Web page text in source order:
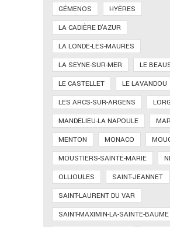
GÉMENOS
HYÈRES
LA CADIÈRE D'AZUR
LA LONDE-LES-MAURES
LA SEYNE-SUR-MER
LE
LE CASTELLET
LE LAVANDOU
LES ARCS-SUR-ARGENS
MANDELIEU-LA NAPOULE
MENTON
MONACO
MOUSTIERS-SAINTE-MARIE
OLLIOULES
SAINT-JEANNET
SAINT-LAURENT DU VAR
SAINT-MAXIMIN-LA-SAINTE-BAUME